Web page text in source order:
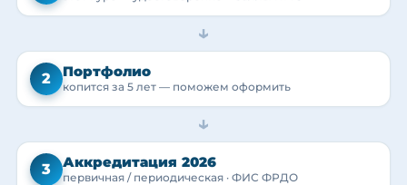
→
2 Портфолио
копится за 5 лет — поможем оформить
→
3 Аккредитация 2026
первичная / периодическая · ФИС ФРДО